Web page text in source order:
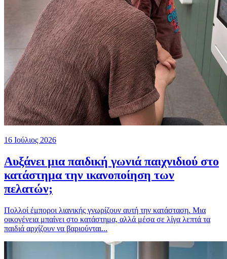
16 Ιούλιος 2026
Αυξάνει μια παιδική γωνιά παιχνιδιού στο
κατάστημα την ικανοποίηση των
πελατών;
Πολλοί έμποροι λιανικής γνωρίζουν αυτή την κατάσταση. Μια
οικογένεια μπαίνει στο κατάστημα, αλλά μέσα σε λίγα λεπτά τα
παιδιά αρχίζουν να βαριούνται...